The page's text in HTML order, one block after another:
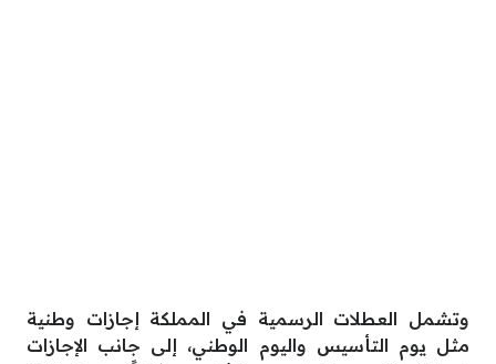
وتشمل العطلات الرسمية في المملكة إجازات وطنية
مثل يوم التأسيس واليوم الوطني، إلى جانب الإجازات